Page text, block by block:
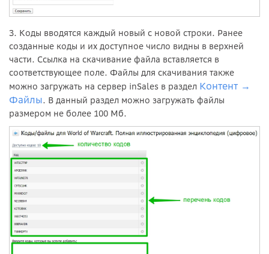
3. Коды вводятся каждый новый с новой строки. Ранее
созданные коды и их доступное число видны в верхней
части. Ссылка на скачивание файла вставляется в
соответствующее поле. Файлы для скачивания также
можно загружать на сервер inSales в раздел Контент →
Файлы. В данный раздел можно загружать файлы
размером не более 100 Мб.